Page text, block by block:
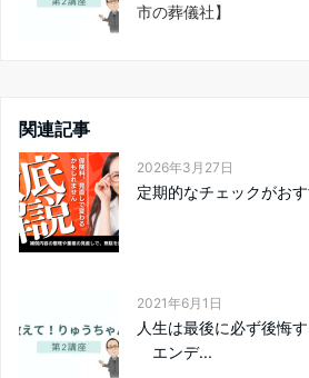
市の葬儀社】
関連記事
2026年3月27日
定期的なチェックがおす
2021年6月1日
人生は最後に必ず後悔
エンデ...